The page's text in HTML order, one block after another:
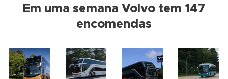
Em uma semana Volvo tem 147
encomendas